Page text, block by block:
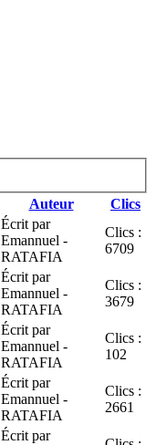
Auteur
Clics
Écrit par
Emannuel -
RATAFIA
Clics :
6709
Écrit par
Emannuel -
RATAFIA
Clics :
3679
Écrit par
Emannuel -
RATAFIA
Clics :
102
Écrit par
Emannuel -
RATAFIA
Clics :
2661
Écrit par